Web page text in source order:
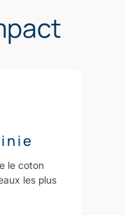
le coton
les plus